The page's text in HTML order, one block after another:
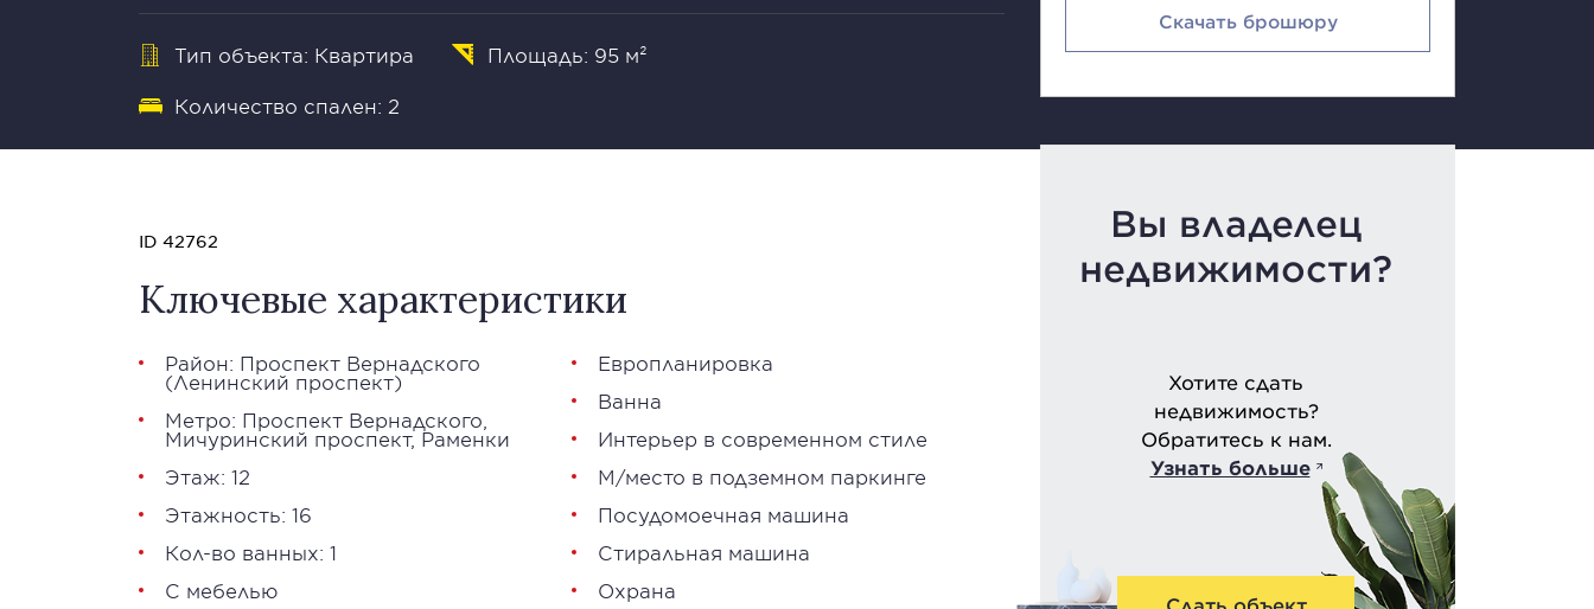
Тип объекта: Квартира Площадь: 95 м²
Количество спален: 2
Скачать брошюру
Вы владелец
недвижимости?
Хотите сдать
недвижимость?
Обратитесь к нам.
Узнать больше
Сдать объект
ID 42762
Ключевые характеристики
Район: Проспект Вернадского
(Ленинский проспект)
Метро: Проспект Вернадского
Мичуринский проспект, Раменки
Этаж: 12
Этажность: 16
Кол-во ванных: 1
С мебелью
Европланировка
Ванна
Интерьер в современном стиле
М/место в подземном паркинге
Посудомоечная машина
Стиральная машина
Охрана